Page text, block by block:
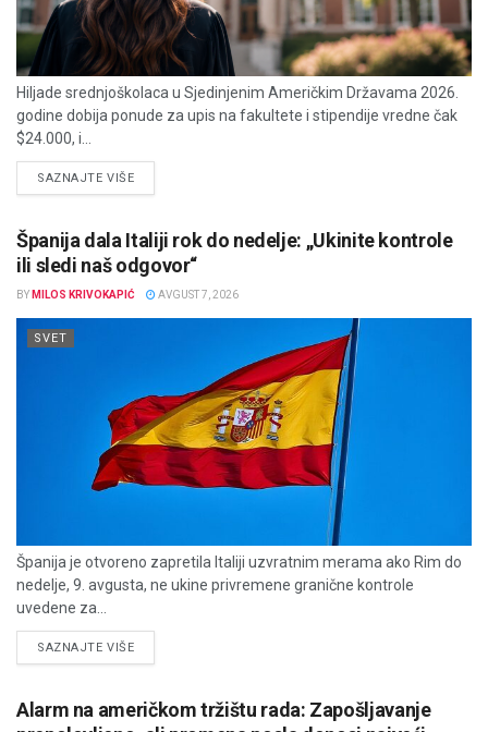
Hiljade srednjoškolaca u Sjedinjenim Američkim Državama 2026.
godine dobija ponude za upis na fakultete i stipendije vredne čak
$24.000, i...
SAZNAJTE VIŠEDETAILS
Španija dala Italiji rok do nedelje: „Ukinite kontrole
ili sledi naš odgovor“
BY MILOS KRIVOKAPIĆ AVGUST 7, 2026
SVET
Španija je otvoreno zapretila Italiji uzvratnim merama ako Rim do
nedelje, 9. avgusta, ne ukine privremene granične kontrole
uvedene za...
SAZNAJTE VIŠEDETAILS
Alarm na američkom tržištu rada: Zapošljavanje